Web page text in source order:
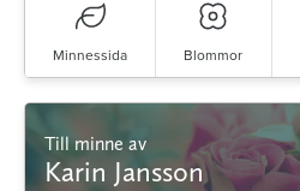
Minnessida Blommor
Till minne av
Karin Jansson